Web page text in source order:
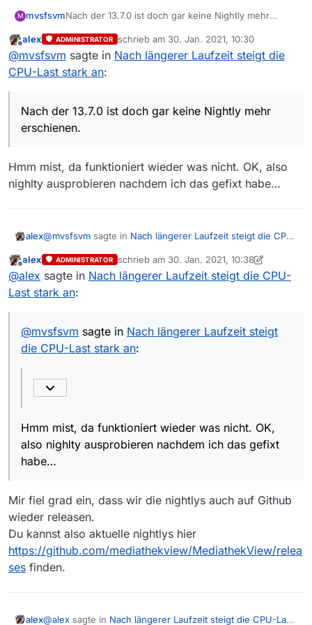
M mvsfsvmNach der 13.7.0 ist doch gar keine Nightly mehr
Offline
alex ADMINISTRATOR schrieb am 30. Jan. 2021, 10:30
zuletzt editiert von
@mvsfsvm sagte in Nach längerer Laufzeit steigt die
CPU-Last stark an:
Nach der 13.7.0 ist doch gar keine Nightly mehr
erschienen.
Hmm mist, da funktioniert wieder was nicht. OK, also
nighlty ausprobieren nachdem ich das gefixt habe…
alex@mvsfsvm sagte in Nach längerer Laufzeit steigt die CPU-
Nach der 13.7.0 ist doch gar keine Nightly mehr
Hmm mist, da funktioniert wieder was nicht. OK, also
Offline
alex ADMINISTRATOR schrieb am 30. Jan. 2021, 10:38
zuletzt editiert von alex
@alex sagte in Nach längerer Laufzeit steigt die CPU-
Last stark an:
@mvsfsvm sagte in Nach längerer Laufzeit steigt
die CPU-Last stark an:
Hmm mist, da funktioniert wieder was nicht. OK,
also nighlty ausprobieren nachdem ich das gefixt
habe…
Mir fiel grad ein, dass wir die nightlys auch auf Github
wieder releasen.
Du kannst also aktuelle nightlys hier
https://github.com/mediathekview/MediathekView/relea
ses finden.
alex@alex sagte in Nach längerer Laufzeit steigt die CPU-Last